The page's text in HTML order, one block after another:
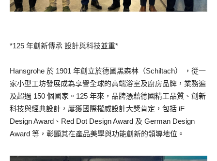
*125 年創新傳承 設計與科技並重*
Hansgrohe 於 1901 年創立於德國黑森林（Schiltach） ，從一
家小型工坊發展成為享譽全球的高端浴室及廚房品牌，業務遍
及超過 150 個國家。125 年來，品牌憑藉德國精工品質、創新
科技與經典設計，屢獲國際權威設計大獎肯定，包括 iF
Design Award、Red Dot Design Award 及 German Design
Award 等，彰顯其在產品美學與功能創新的領導地位。